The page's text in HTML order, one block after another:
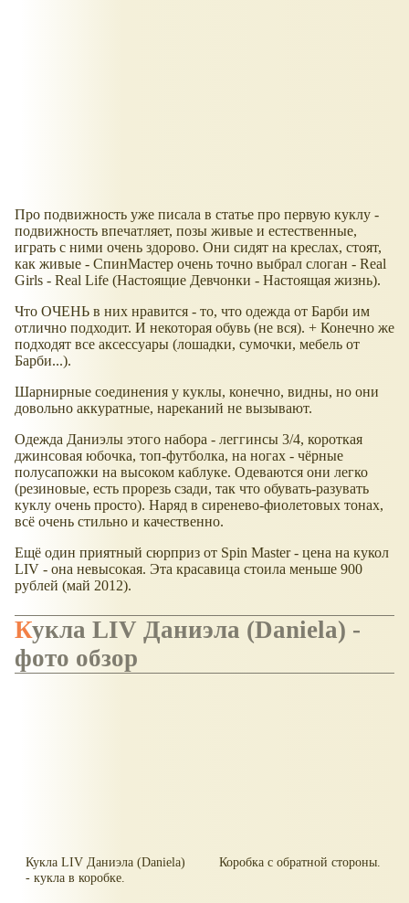
Про подвижность уже писала в статье про первую куклу -
подвижность впечатляет, позы живые и естественные,
играть с ними очень здорово. Они сидят на креслах, стоят,
как живые - СпинМастер очень точно выбрал слоган - Real
Girls - Real Life (Настоящие Девчонки - Настоящая жизнь).
Что ОЧЕНЬ в них нравится - то, что одежда от Барби им
отлично подходит. И некоторая обувь (не вся). + Конечно же
подходят все аксессуары (лошадки, сумочки, мебель от
Барби...).
Шарнирные соединения у куклы, конечно, видны, но они
довольно аккуратные, нареканий не вызывают.
Одежда Даниэлы этого набора - леггинсы 3/4, короткая
джинсовая юбочка, топ-футболка, на ногах - чёрные
полусапожки на высоком каблуке. Одеваются они легко
(резиновые, есть прорезь сзади, так что обувать-разувать
куклу очень просто). Наряд в сиренево-фиолетовых тонах,
всё очень стильно и качественно.
Ещё один приятный сюрприз от Spin Master - цена на кукол
LIV - она невысокая. Эта красавица стоила меньше 900
рублей (май 2012).
Кукла LIV Даниэла (Daniela) -
фото обзор
Кукла LIV Даниэла (Daniela)
- кукла в коробке.
Коробка с обратной стороны.